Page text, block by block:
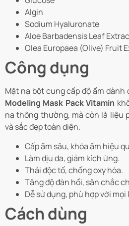
Algin
Sodium Hyaluronate
Aloe Barbadensis Leaf
Olea Europaea (Olive) Fruit
Công dụng
Mặt nạ bột cung cấp độ ẩm dành
Modeling Mask Pack Vitamin
nạ thông thường, mà còn là liệu
và sắc đẹp toàn diện.
Cấp ẩm sâu, khóa ẩm hiệu
Làm dịu da, giảm kích ứng.
Thải độc tố, chống oxy hóa.
Tăng độ đàn hồi, săn chắc
Dễ sử dụng, phù hợp với mọi
Cách dùng